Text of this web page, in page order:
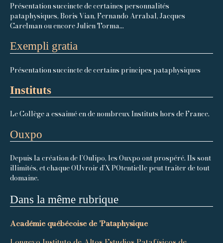
Présentation succincte de certaines personnalités
pataphysiques, Boris Vian, Fernando Arrabal, Jacques
Carelman ou encore Julien Torma...
Exempli gratia
Présentation succincte de certains principes pataphysiques
Instituts
Le Collège a essaimé en de nombreux Instituts hors de France.
Ouxpo
Depuis la création de l’Oulipo, les Ouxpo ont prospéré. Ils sont
illimités, et chaque OUvroir d’X POtentielle peut traiter de tout
domaine.
Dans la même rubrique
Académie québécoise de ’Pataphysique